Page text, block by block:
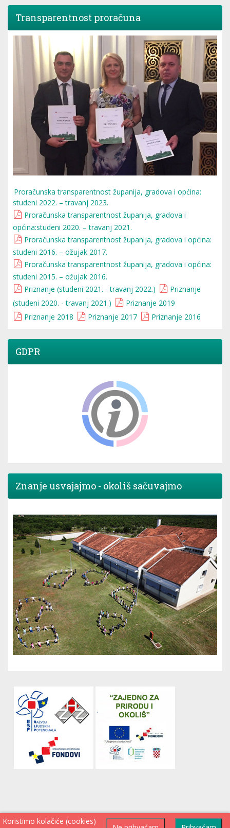
Transparentnost proračuna
Proračunska transparentnost županija, gradova i općina:
studeni 2022. – travanj 2023.
Proračunska transparentnost županija, gradova i
općina:studeni 2020. – travanj 2021.
Proračunska transparentnost županija, gradova i općina:
studeni 2016. – ožujak 2017.
Proračunska transparentnost županija, gradova i općina:
studeni 2015. – ožujak 2016.
Priznanje (studeni 2021. - travanj 2022.)
Priznanje
(studeni 2020. - travanj 2021.)
Priznanje 2019
Priznanje 2018
Priznanje 2017 Priznanje 2016
GDPR
Znanje usvajajmo - okoliš sačuvajmo
Koristimo kolačiće (cookies)